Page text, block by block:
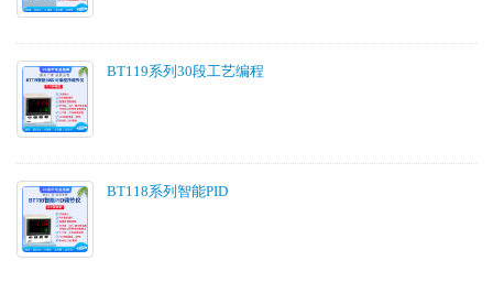
BT119系列30段工艺编程
BT118系列智能PID